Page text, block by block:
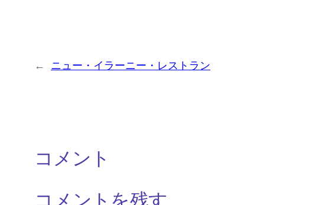
← ニュー・イラーニー・レストラン
コメント
コメントを残す